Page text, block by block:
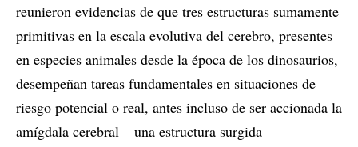
reunieron evidencias de que tres estructuras sumamente
primitivas en la escala evolutiva del cerebro, presentes
en especies animales desde la época de los dinosaurios,
desempeñan tareas fundamentales en situaciones de
riesgo potencial o real, antes incluso de ser accionada la
amígdala cerebral – una estructura surgida